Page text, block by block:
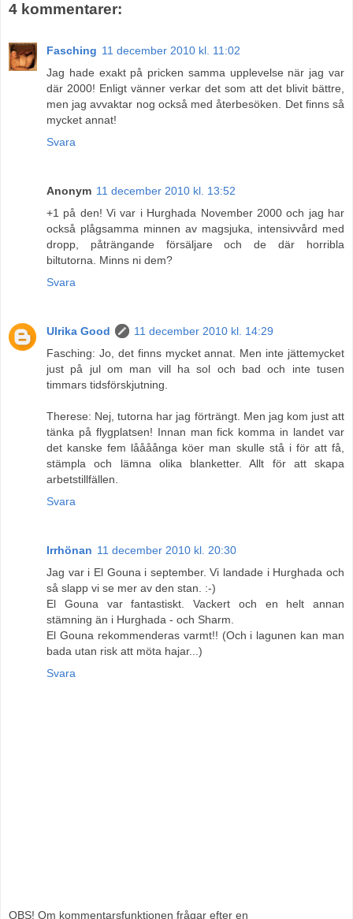
4 kommentarer:
Fasching 11 december 2010 kl. 11:02
Jag hade exakt på pricken samma upplevelse när jag var
där 2000! Enligt vänner verkar det som att det blivit bättre,
men jag avvaktar nog också med återbesöken. Det finns så
mycket annat!
Svara
Anonym 11 december 2010 kl. 13:52
+1 på den! Vi var i Hurghada November 2000 och jag har
också plågsamma minnen av magsjuka, intensivvård med
dropp, påträngande försäljare och de där horribla
biltutorna. Minns ni dem?
Svara
Ulrika Good
11 december 2010 kl. 14:29
Fasching: Jo, det finns mycket annat. Men inte jättemycket
just på jul om man vill ha sol och bad och inte tusen
timmars tidsförskjutning.
Therese: Nej, tutorna har jag förträngt. Men jag kom just att
tänka på flygplatsen! Innan man fick komma in landet var
det kanske fem låååånga köer man skulle stå i för att få,
stämpla och lämna olika blanketter. Allt för att skapa
arbetstillfällen.
Svara
Irrhönan 11 december 2010 kl. 20:30
Jag var i El Gouna i september. Vi landade i Hurghada och
så slapp vi se mer av den stan. :-)
El Gouna var fantastiskt. Vackert och en helt annan
stämning än i Hurghada - och Sharm.
El Gouna rekommenderas varmt!! (Och i lagunen kan man
bada utan risk att möta hajar...)
Svara
OBS! Om kommentarsfunktionen frågar efter en